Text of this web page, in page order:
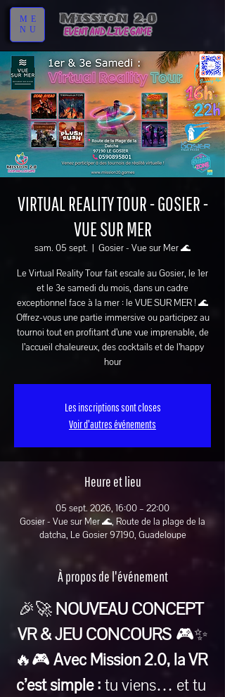
ME
NU
VIRTUAL REALITY TOUR - GOSIER -
VUE SUR MER
sam. 05 sept.
  |
Gosier - Vue sur Mer 🌊
Le Virtual Reality Tour fait escale au Gosier, le 1er
et le 3e samedi du mois, dans un cadre
exceptionnel face à la mer : le VUE SUR MER ! 🌊
Offrez-vous une partie immersive ou participez au
tournoi tout en profitant d’une vue imprenable, de
l’accueil chaleureux, des cocktails et de l’happy
hour
Les inscriptions sont closes
Voir d'autres événements
Heure et lieu
05 sept. 2026, 16:00 – 22:00
Gosier - Vue sur Mer 🌊, Route de la plage de la
datcha, Le Gosier 97190, Guadeloupe
À propos de l'événement
🎉🚀 NOUVEAU CONCEPT
VR & JEU CONCOURS 🎮✨
🔥🎮 Avec Mission 2.0, la VR
c’est simple : tu viens… et tu